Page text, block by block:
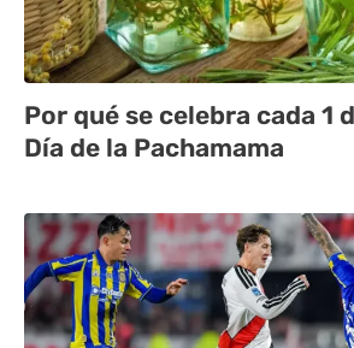
Por qué se celebra cada 1
Día de la Pachamama